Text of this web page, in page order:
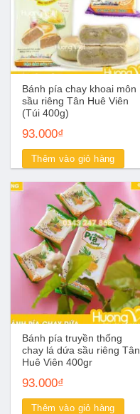
Bánh pía chay khoai môn
sầu riêng Tân Huê Viên
(Túi 400g)
93.000₫
Thêm vào giỏ hàng
Bánh pía truyền thống
chay lá dứa sầu riêng Tân
Huê Viên 400gr
93.000₫
Thêm vào giỏ hàng